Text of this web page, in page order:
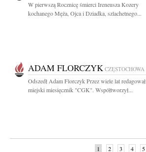
W pierwszą Rocznicę śmierci Ireneusza Kozery
kochanego Męża, Ojca i Dziadka, szlachetnego...
ADAM FLORCZYK CZĘSTOCHOWA
Odszedł Adam Florczyk Przez wiele lat redagował
miejski miesięcznik "CGK". Współtworzył...
1 2 3 4 5